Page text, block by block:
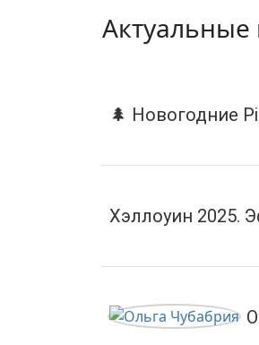
🌲 Новогодние
Хэллоуин 2025.